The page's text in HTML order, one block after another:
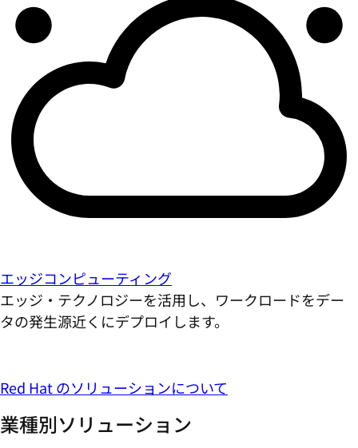
エッジコンピューティング
エッジ・テクノロジーを活用し、ワークロードをデー
タの発生源近くにデプロイします。
Red Hat のソリューションについて
業種別ソリューション